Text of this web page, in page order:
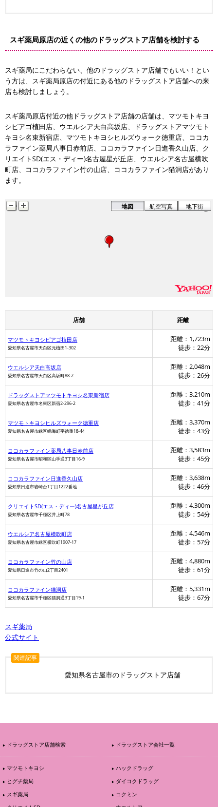
徳重駅
徳重駅
スギ薬局原店の近くの他のドラッグストア店舗を検討する
スギ薬局にこだわらない、他のドラッグストア店舗でもいい！とい
う方は、スギ薬局原店の付近にある他のドラッグストア店舗への来
店も検討しましょう。
スギ薬局原店付近の他ドラッグストア店舗の店舗は、マツモトキヨ
シピアゴ植田店、ウエルシア天白高坂店、ドラッグストアマツモト
キヨシ名東新宿店、マツモトキヨシヒルズウォーク徳重店、ココカ
ラファイン薬局八事日赤前店、ココカラファイン日進香久山店、ク
リエイトSD(エス・ディー)名古屋星が丘店、ウエルシア名古屋横吹
町店、ココカラファイン竹の山店、ココカラファイン猫洞店があり
ます。
地図 航空写真 地下街
店舗 距離
マツモトキヨシピアゴ植田店
愛知県名古屋市天白区元植田1-302
距離：1,723m
徒歩：22分
ウエルシア天白高坂店
愛知県名古屋市天白区高坂町88-2
距離：2,048m
徒歩：26分
ドラッグストアマツモトキヨシ名東新宿店
愛知県名古屋市名東区新宿2-296-2
距離：3,210m
徒歩：41分
マツモトキヨシヒルズウォーク徳重店
愛知県名古屋市緑区鳴海町字徳重18-44
距離：3,370m
徒歩：43分
ココカラファイン薬局八事日赤前店
愛知県名古屋市昭和区山手通3丁目16-9
距離：3,583m
徒歩：45分
ココカラファイン日進香久山店
愛知県日進市岩崎台1丁目1222番地
距離：3,638m
徒歩：46分
クリエイトSD(エス・ディー)名古屋星が丘店
愛知県名古屋市千種区井上町78
距離：4,300m
徒歩：54分
ウエルシア名古屋横吹町店
愛知県名古屋市緑区横吹町1907-17
距離：4,546m
徒歩：57分
ココカラファイン竹の山店
愛知県日進市竹の山2丁目2401
距離：4,880m
徒歩：61分
ココカラファイン猫洞店
愛知県名古屋市千種区猫洞通3丁目19-1
距離：5,331m
徒歩：67分
スギ薬局
公式サイト
関連記事
愛知県名古屋市のドラッグストア店舗
ドラッグストア店舗検索 ドラッグストア会社一覧
マツモトキヨシ
ハックドラッグ
ヒグチ薬局
ダイコクドラッグ
スギ薬局
コクミン